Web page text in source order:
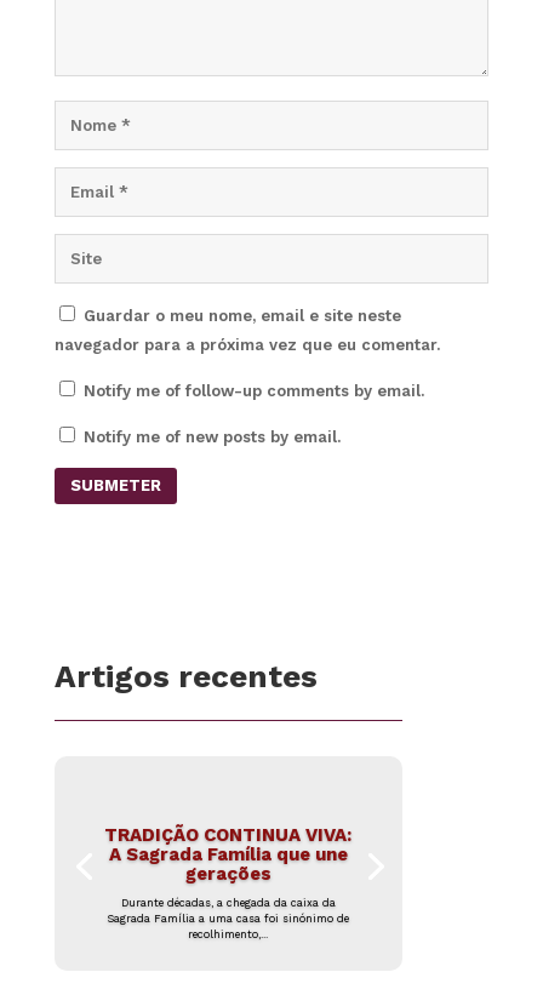
Guardar o meu nome, email e site neste
navegador para a próxima vez que eu comentar.
Notify me of follow-up comments by email.
Notify me of new posts by email.
SUBMETER
Artigos recentes
TRADIÇÃO CONTINUA VIVA:
A Sagrada Família que une
gerações
Durante décadas, a chegada da caixa da
Sagrada Família a uma casa foi sinónimo de
recolhimento,...